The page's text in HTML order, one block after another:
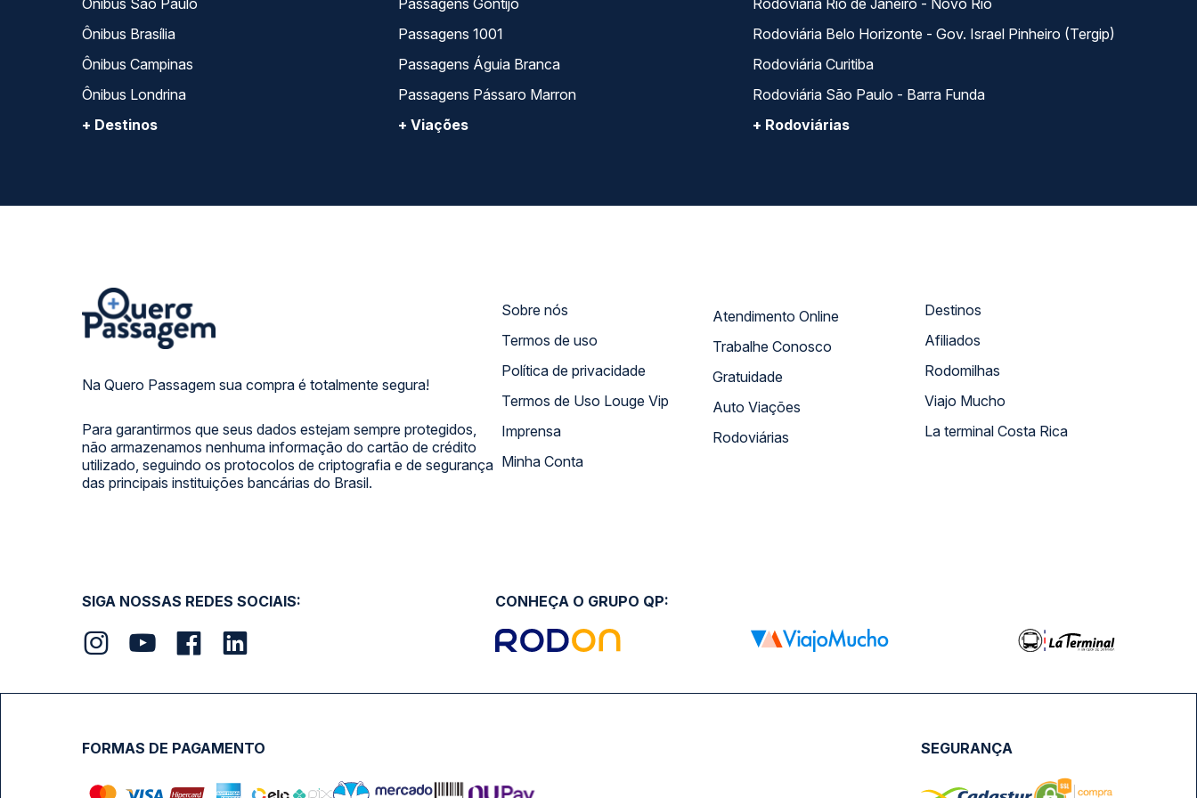
Ônibus São Paulo
Ônibus Brasília
Ônibus Campinas
Ônibus Londrina
+ Destinos
Passagens Gontijo
Passagens 1001
Passagens Águia Branca
Passagens Pássaro Marron
+ Viações
Rodoviária Rio de Janeiro - Novo Rio
Rodoviária Belo Horizonte - Gov. Israel Pinheiro (Tergip)
Rodoviária Curitiba
Rodoviária São Paulo - Barra Funda
+ Rodoviárias
Na Quero Passagem sua compra é totalmente segura!
Para garantirmos que seus dados estejam sempre protegidos,
não armazenamos nenhuma informação do cartão de crédito
utilizado, seguindo os protocolos de criptografia e de segurança
das principais instituições bancárias do Brasil.
Sobre nós
Termos de uso
Política de privacidade
Termos de Uso Louge Vip
Imprensa
Minha Conta
Atendimento Online
Trabalhe Conosco
Gratuidade
Auto Viações
Rodoviárias
Destinos
Afiliados
Rodomilhas
Viajo Mucho
La terminal Costa Rica
SIGA NOSSAS REDES SOCIAIS: CONHEÇA O GRUPO QP:
FORMAS DE PAGAMENTO SEGURANÇA